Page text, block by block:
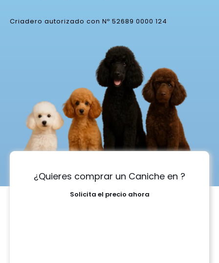
Criadero autorizado con Nº 52689 0000 124
¿Quieres comprar un Caniche en ?
Solicita el precio ahora